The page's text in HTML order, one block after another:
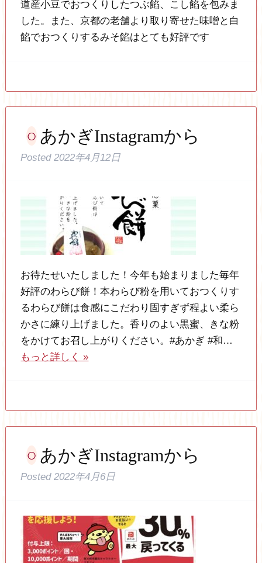
道産小豆でおつくりしたつぶ餡、こし餡を包みま
した。また、京都の老舗より取り寄せた味噌と白
餡でおつくりするみそ餡はとても好評です
あかぎInstagramから
Posted2022年4月12日
お待たせいたしました！今年も始まりました毎年
好評のわらび餅！本わらび粉を用いておつくりす
るわらび餅は食感にこだわり固すぎず程よい柔ら
かさに練り上げました。香りのよい黒蜜、きな粉
をかけてお召し上がりください。#あかぎ #和…
もっと詳しく »
あかぎInstagramから
Posted2022年4月6日